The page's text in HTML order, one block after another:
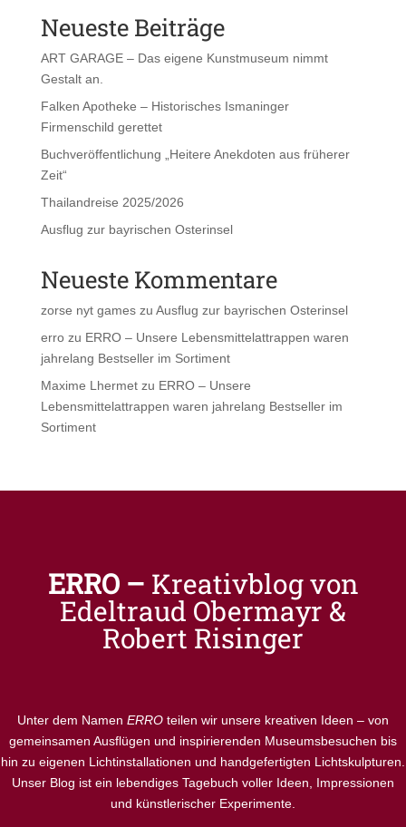
Neueste Beiträge
ART GARAGE – Das eigene Kunstmuseum nimmt
Gestalt an.
Falken Apotheke – Historisches Ismaninger
Firmenschild gerettet
Buchveröffentlichung „Heitere Anekdoten aus früherer
Zeit“
Thailandreise 2025/2026
Ausflug zur bayrischen Osterinsel
Neueste Kommentare
zorse nyt gameszu Ausflug zur bayrischen Osterinsel
errozu ERRO – Unsere Lebensmittelattrappen waren
jahrelang Bestseller im Sortiment
Maxime Lhermetzu ERRO – Unsere
Lebensmittelattrappen waren jahrelang Bestseller im
Sortiment
ERRO – Kreativblog von
Edeltraud Obermayr &
Robert Risinger
Unter dem Namen ERRO teilen wir unsere kreativen Ideen – von
gemeinsamen Ausflügen und inspirierenden Museumsbesuchen bis
hin zu eigenen Lichtinstallationen und handgefertigten Lichtskulpturen.
Unser Blog ist ein lebendiges Tagebuch voller Ideen, Impressionen
und künstlerischer Experimente.